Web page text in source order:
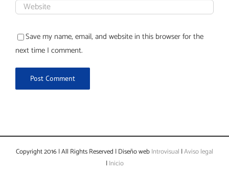
Save my name, email, and website in this browser for the
next time I comment.
Copyright 2016 | All Rights Reserved | Diseño webIntrovisual |Aviso legal
|Inicio